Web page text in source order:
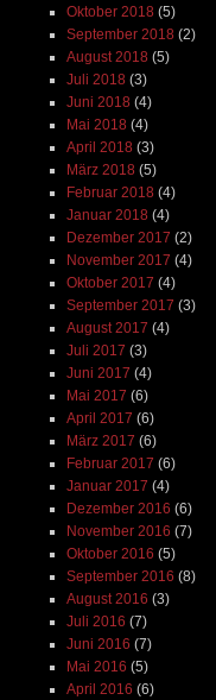
Oktober 2018 (5)
September 2018 (2)
August 2018 (5)
Juli 2018 (3)
Juni 2018 (4)
Mai 2018 (4)
April 2018 (3)
März 2018 (5)
Februar 2018 (4)
Januar 2018 (4)
Dezember 2017 (2)
November 2017 (4)
Oktober 2017 (4)
September 2017 (3)
August 2017 (4)
Juli 2017 (3)
Juni 2017 (4)
Mai 2017 (6)
April 2017 (6)
März 2017 (6)
Februar 2017 (6)
Januar 2017 (4)
Dezember 2016 (6)
November 2016 (7)
Oktober 2016 (5)
September 2016 (8)
August 2016 (3)
Juli 2016 (7)
Juni 2016 (7)
Mai 2016 (5)
April 2016 (6)